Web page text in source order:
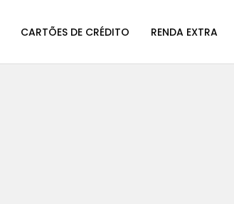
CARTÕES DE CRÉDITO RENDA EXTRA